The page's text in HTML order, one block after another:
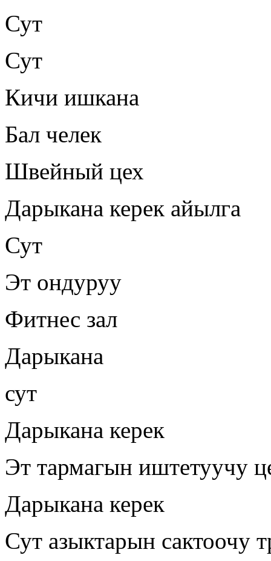
Сут
Сут
Кичи ишкана
Бал челек
Швейный цех
Дарыкана керек айылга
Сут
Эт ондуруу
Фитнес зал
Дарыкана
сут
Дарыкана керек
Эт тармагын иштетуучу
Дарыкана керек
Сут азыктарын сактоочу